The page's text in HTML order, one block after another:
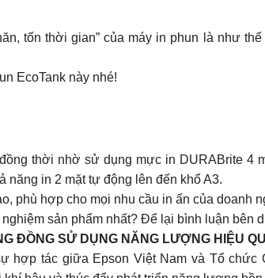
tốn thời gian” của máy in phun là như
EcoTank này nhé!
thời nhờ sử dụng mực in DURABrite 4
năng in 2 mặt tự động lên đến khổ A3.
phù hợp cho mọi nhu cầu in ấn của doanh
sản phẩm nhất? Để lại bình luận bên
ĐỒNG SỬ DỤNG NĂNG LƯỢNG HIỆU
hợp tác giữa Epson Việt Nam và Tổ chức